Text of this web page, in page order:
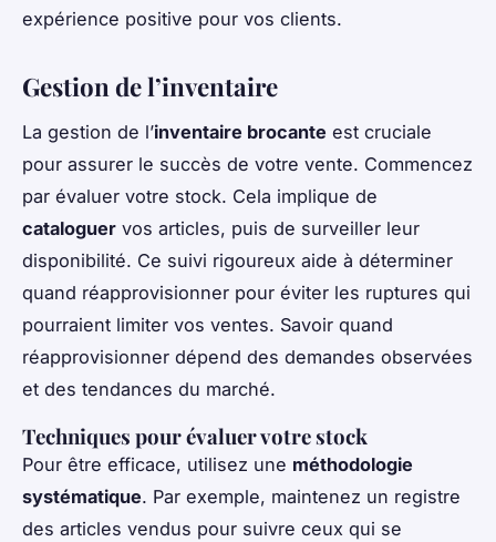
expérience positive pour vos clients.
Gestion de l’inventaire
La gestion de l’inventaire brocante est cruciale
pour assurer le succès de votre vente. Commencez
par évaluer votre stock. Cela implique de
cataloguer vos articles, puis de surveiller leur
disponibilité. Ce suivi rigoureux aide à déterminer
quand réapprovisionner pour éviter les ruptures qui
pourraient limiter vos ventes. Savoir quand
réapprovisionner dépend des demandes observées
et des tendances du marché.
Techniques pour évaluer votre stock
Pour être efficace, utilisez une méthodologie
systématique. Par exemple, maintenez un registre
des articles vendus pour suivre ceux qui se